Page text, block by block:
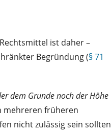
ist daher –
Begründung (§ 71
dem Grunde noch der Höhe
mehreren früheren
nicht zulässig sein sollten